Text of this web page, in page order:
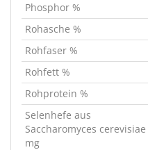
Phosphor %
Rohasche %
Rohfaser %
Rohfett %
Rohprotein %
Selenhefe aus
Saccharomyces cerevisiae
mg